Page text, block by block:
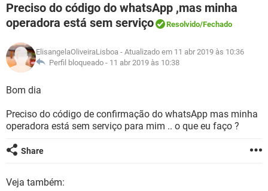
INSTAGRAM GMAIL
GUIA DE COMPRAS
OUTLOOK EXCEL
GUIA DE COMPRAS
JOGOS WHATSAPP
CELULAR FACEBOOK
OUTLOOK EXCEL
INSTAGRAM
GUIA DE COMPRAS
CELULAR FACEBOOK
GUIA DE COMPRAS
GLOSSÁRIO
JOGOS
CELULAR
OUTLOOK EXCEL
INSTAGRAM GMAIL
GUIA DE COMPRAS
Preciso do código do whatsApp ,mas minha
operadora está sem serviço
Resolvido/Fechado
ElisangelaOliveiraLisboa - Atualizado em 11 abr 2019 às 10:36
Perfil bloqueado - 11 abr 2019 às 10:38
Bom dia
Preciso do código de confirmação do whatsApp mas minha
operadora está sem serviço para mim .. o que eu faço ?
Share
Veja também: